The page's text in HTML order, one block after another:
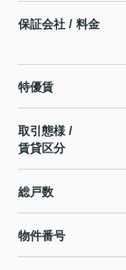
保証会社 / 料金
特優賃
取引態様 /
賃貸区分
総戸数
物件番号